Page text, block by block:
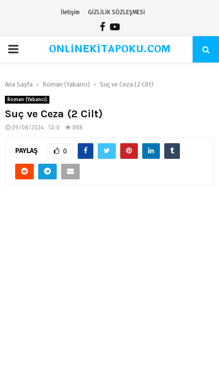
İletişim GİZLİLİK SÖZLEŞMESİ
Facebook
Youtube
PRIMARYONLİNEKİTAPOKU.COM
Ana Sayfa Roman (Yabancı) Suç ve Ceza (2 Cilt)
Roman (Yabancı)
Suç ve Ceza (2 Cilt)
09/08/2024 0 888
PAYLAŞ 0